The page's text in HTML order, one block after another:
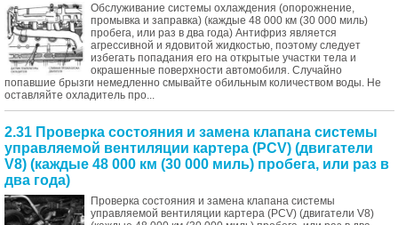
Обслуживание системы охлаждения (опорожнение,
промывка и заправка) (каждые 48 000 км (30 000 миль)
пробега, или раз в два года) Антифриз является
агрессивной и ядовитой жидкостью, поэтому следует
избегать попадания его на открытые участки тела и
окрашенные поверхности автомобиля. Случайно
попавшие брызги немедленно смывайте обильным количеством воды. Не
оставляйте охладитель про...
2.31 Проверка состояния и замена клапана системы
управляемой вентиляции картера (PCV) (двигатели
V8) (каждые 48 000 км (30 000 миль) пробега, или раз в
два года)
Проверка состояния и замена клапана системы
управляемой вентиляции картера (PCV) (двигатели V8)